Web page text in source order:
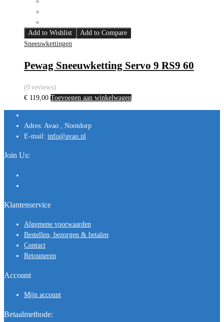
Add to Wishlist
Add to Compare
Sneeuwkettingen
Pewag Sneeuwketting Servo 9 RS9 60
(0 reviews)
€ 119,00 Toevoegen aan winkelwagen
Adres: Avao , Nootdorp
E-mail: info@avao.nl
Join Us:
Klantenservice
Algemene voorwaarden
Bestellen, bezorgen & betalen
Contact
Retouneren
Account
Mijn account
Betaalmethode: